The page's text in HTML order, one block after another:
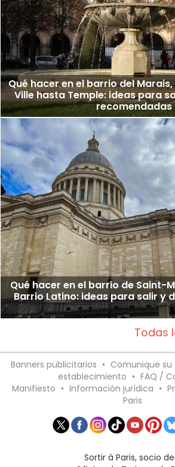
Qué hacer en el barrio del
Ville hasta Temple: ideas para
recomendadas
Qué hacer en el barrio de Saint-
Barrio Latino: ideas para salir y
Todas
Banners publicitarios • Comunique
establecimiento • FAQ /
Manifiesto • Información jurídica •
Paris
Sortir à Paris, socio